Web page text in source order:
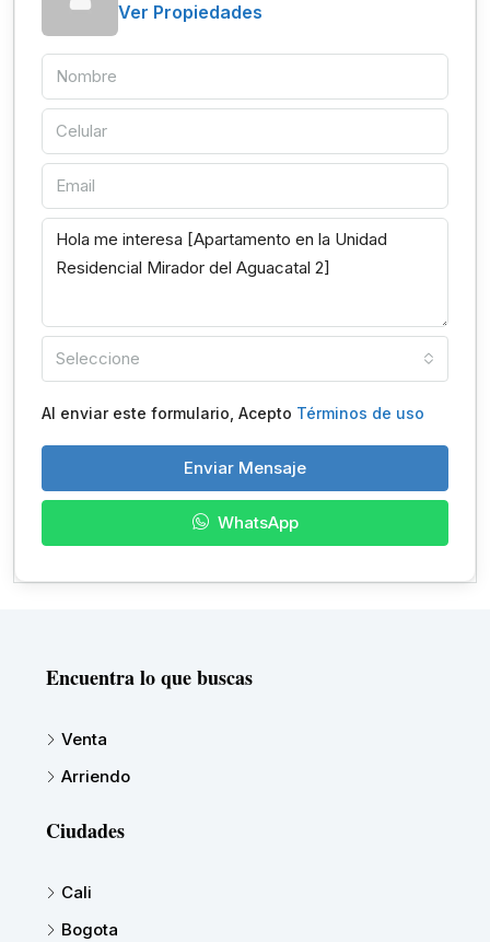
Ver Propiedades
Seleccione
Al enviar este formulario, Acepto Términos de uso
Enviar Mensaje
WhatsApp
Encuentra lo que buscas
Venta
Arriendo
Ciudades
Cali
Bogota